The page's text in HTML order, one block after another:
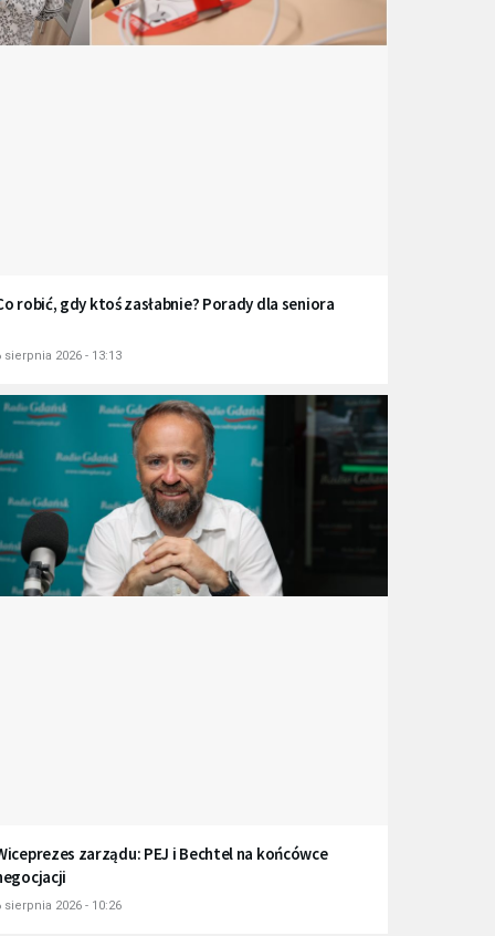
robić, gdy ktoś zasłabnie? Porady dla seniora
sierpnia 2026 - 13:13
zarządu: PEJ i Bechtel na końcówce
sierpnia 2026 - 10:26